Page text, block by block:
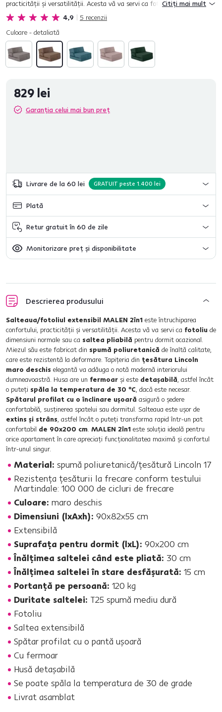
4,9 5 recenzii
practicităţii şi versatilităţii. Acesta vă va servi ca fotoliu de dimensiuni
normale sau ca saltea pliabilă pentru dormit o...
Citiți mai mult
Culoare - detaliată
829 lei
Garanția celui mai bun preț
Livrare de la 60 lei GRATUIT peste 1.400 lei
Plată
Retur gratuit în 60 de zile
Monitorizare preț și disponibilitate
Descrierea produsului
Salteaua/fotoliul extensibil MALEN 2în1 este întruchiparea
confortului, practicităţii şi versatilităţii. Acesta vă va servi ca fotoliu de
dimensiuni normale sau ca saltea pliabilă pentru dormit ocazional.
Miezul său este fabricat din spumă poliuretanică de înaltă calitate,
care este rezistentă la deformare. Tapiţeria din ţesătura Lincoln
maro deschis elegantă va adăuga o notă modernă interiorului
dumneavoastră. Husa are un fermoar şi este detaşabilă, astfel încât
o puteţi spăla la temperatura de 30 °C, dacă este necesar.
Spătarul profilat cu o înclinare uşoară asigură o şedere
confortabilă, susţinerea spatelui sau dormitul. Salteaua este uşor de
extins şi strâns, astfel încât o puteţi transforma rapid într-un pat
confortabil de 90x200 cm. MALEN 2în1 este soluţia ideală pentru
orice apartament în care apreciaţi funcţionalitatea maximă şi confortul
într-unul singur.
Material: spumă poliuretanică/ţesătură Lincoln 17
Rezistenţa ţesăturii la frecare conform testului
Martindale: 100 000 de cicluri de frecare
Culoare: maro deschis
Dimensiuni (lxAxh): 90x82x55 cm
Extensibilă
Suprafaţa pentru dormit (lxL): 90x200 cm
Înălţimea saltelei când este pliată: 30 cm
Înălţimea saltelei în stare desfăşurată: 15 cm
Portanţă pe persoană: 120 kg
Duritate saltelei: T25 spumă mediu dură
Fotoliu
Saltea extensibilă
Spătar profilat cu o pantă uşoară
Cu fermoar
Husă detaşabilă
Se poate spăla la temperatura de 30 de grade
Livrat asamblat